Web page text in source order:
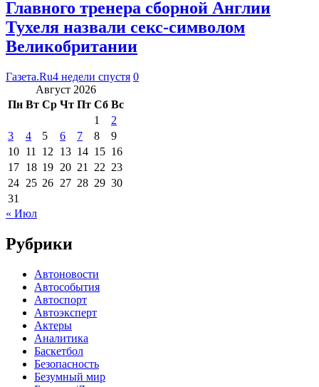
Главного тренера сборной Англии
Тухеля назвали секс-символом
Великобритании
Газета.Ru4 недели спустя 0
Август 2026
Пн Вт Ср Чт Пт Сб Вс
1
2
3
4 5 6 7 8
9
10 11 12 13 14 15 16
17 18 19 20 21 22 23
24 25 26 27 28 29 30
31
« Июл
Рубрики
Автоновости
Автособытия
Автоспорт
Автоэксперт
Актеры
Аналитика
Баскетбол
Безопасность
Безумный мир